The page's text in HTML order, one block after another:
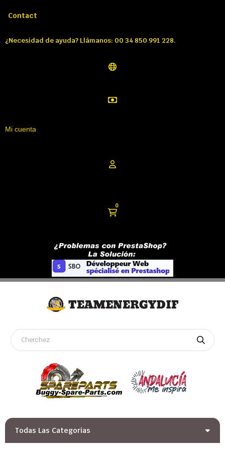
Contact
¿Necesidad de ayuda? Llámanos: 00 34 850 991 228.
Mi cuenta
0
Todas Las Categorias